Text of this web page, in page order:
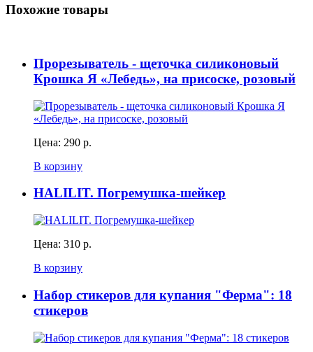
Похожие товары
Прорезыватель - щеточка силиконовый
Крошка Я «Лебедь», на присоске, розовый
Цена: 290 р.
В корзину
HALILIT. Погремушка-шейкер
Цена: 310 р.
В корзину
Набор стикеров для купания "Ферма": 18
стикеров